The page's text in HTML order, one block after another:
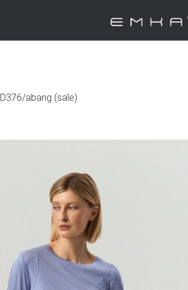
D376/abang (sale)